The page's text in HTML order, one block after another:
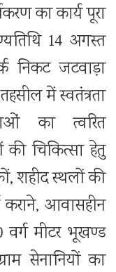
का कार्य पूरा
14 अगस्त
निकट जटवाड़ा
में स्वतंत्रता
का त्वरित
की चिकित्सा हेतु
शहीद स्थलों की
कराने, आवासहीन
वर्ग मीटर भूखण्ड
सेनानियों का